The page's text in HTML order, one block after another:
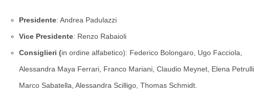
Presidente: Andrea Padulazzi
Vice Presidente: Renzo Rabaioli
Consiglieri (in ordine alfabetico): Federico Bolongaro, Ugo Facciola,
Alessandra Maya Ferrari, Franco Mariani, Claudio Meynet, Elena
Marco Sabatella, Alessandra Scilligo, Thomas Schmidt.